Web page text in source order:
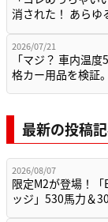
消された！ あら
2026/07/21
「マジ？ 車内温
格カー用品を検証
最新の投稿
2026/08/07
限定M2が登場！「
ッジ」530馬力＆